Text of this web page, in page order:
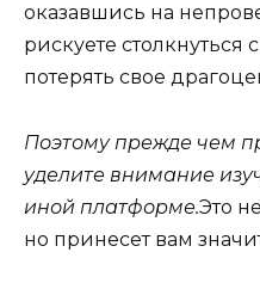
оказавшись на
рискуете
потерять свое
Поэтому прежде чем
уделите внимание
иной платформе.Это
но принесет вам